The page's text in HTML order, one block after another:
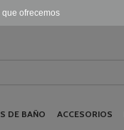
que ofrecemos
DE BAÑO ACCESORIOS